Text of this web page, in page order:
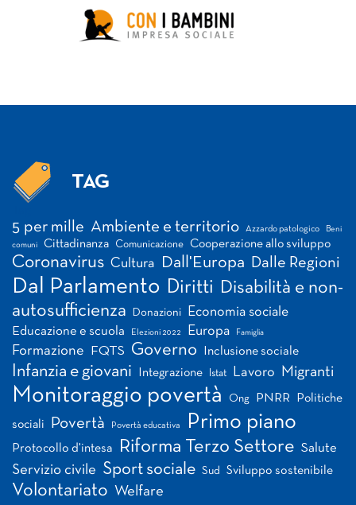
TAG
5 per mille Ambiente e territorio Azzardo patologico Beni
comuni Cittadinanza Comunicazione Cooperazione allo sviluppo
Coronavirus Cultura Dall'Europa Dalle Regioni
Dal Parlamento Diritti Disabilità e non-
autosufficienza
Donazioni Economia sociale
Educazione e scuola Elezioni 2022 Europa Famiglia
Formazione FQTS Governo Inclusione sociale
Infanzia e giovani Integrazione Istat Lavoro Migranti
Monitoraggio povertà Ong PNRR Politiche
sociali Povertà Povertà educativa Primo piano
Protocollo d'intesa Riforma Terzo Settore Salute
Servizio civile Sport sociale Sud Sviluppo sostenibile
Volontariato Welfare